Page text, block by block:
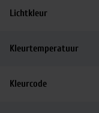
Lichtkleur
Kleurtemperatuur
Kleurcode